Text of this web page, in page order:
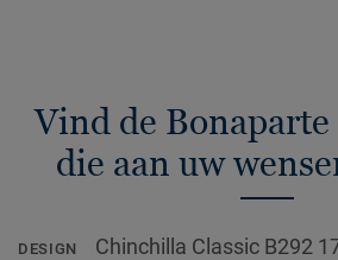
Vind de
die aan uw
DESIGN Chinchilla Classic B292